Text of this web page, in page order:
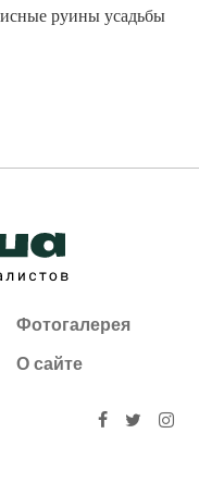
руины усадьбы
Фотогалерея
О сайте